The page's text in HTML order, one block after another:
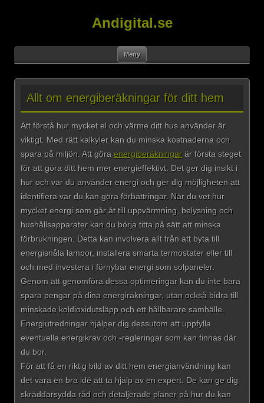
Andigital.se
Meny
innehåll
Allt om energiberäkningar för ditt hem
Att förstå hur mycket el och värme ditt hus använder är
viktigt. Med rätt kalkyler kan du minska kostnaderna och
spara på miljön. Att göra energiberäkningar är första steget
för att göra ditt hem mer energieffektivt. Det ger dig insikt i
hur och var du använder energi och ger dig möjligheten att
identifiera var du kan göra förbättringar. När du vet hur
mycket energi som går åt till uppvärmning, belysning och
hushållsapparater kan du börja titta på sätt att minska
förbrukningen. Detta kan involvera allt från att byta till
energisnåla lampor, installera smarta termostater eller till
och med investera i förnybar energi som solpaneler.
Genom att genomföra dessa optimeringar kan du inte bara
spara pengar på dina energiräkningar, utan också bidra till
minskade koldioxidutsläpp och ett hållbarare samhälle.
Energiutredningar hjälper dig dessutom att uppfylla
eventuella energikrav och -regleringar som kan finnas där
du bor.
För att få en riktig bild av ditt hem energianvändning kan
det vara en bra idé att ta hjälp av en expert. De kan ge dig
skräddarsydda råd och detaljerade planer på hur du kan